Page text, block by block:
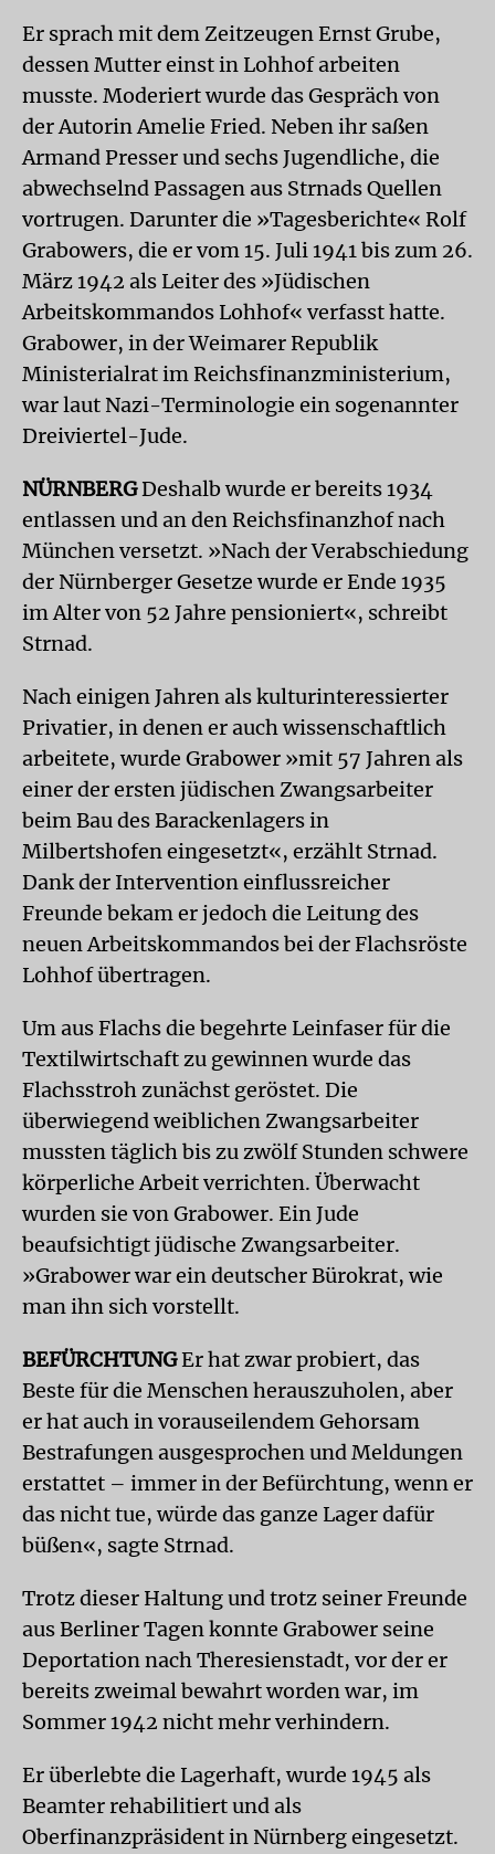
Er sprach mit dem Zeitzeugen Ernst Grube,
dessen Mutter einst in Lohhof arbeiten
musste. Moderiert wurde das Gespräch von
der Autorin Amelie Fried. Neben ihr saßen
Armand Presser und sechs Jugendliche, die
abwechselnd Passagen aus Strnads Quellen
vortrugen. Darunter die »Tagesberichte« Rolf
Grabowers, die er vom 15. Juli 1941 bis zum 26.
März 1942 als Leiter des »Jüdischen
Arbeitskommandos Lohhof« verfasst hatte.
Grabower, in der Weimarer Republik
Ministerialrat im Reichsfinanzministerium,
war laut Nazi-Terminologie ein sogenannter
Dreiviertel-Jude.
NÜRNBERGDeshalb wurde er bereits 1934
entlassen und an den Reichsfinanzhof nach
München versetzt. »Nach der Verabschiedung
der Nürnberger Gesetze wurde er Ende 1935
im Alter von 52 Jahre pensioniert«, schreibt
Strnad.
Nach einigen Jahren als kulturinteressierter
Privatier, in denen er auch wissenschaftlich
arbeitete, wurde Grabower »mit 57 Jahren als
einer der ersten jüdischen Zwangsarbeiter
beim Bau des Barackenlagers in
Milbertshofen eingesetzt«, erzählt Strnad.
Dank der Intervention einflussreicher
Freunde bekam er jedoch die Leitung des
neuen Arbeitskommandos bei der Flachsröste
Lohhof übertragen.
Um aus Flachs die begehrte Leinfaser für die
Textilwirtschaft zu gewinnen wurde das
Flachsstroh zunächst geröstet. Die
überwiegend weiblichen Zwangsarbeiter
mussten täglich bis zu zwölf Stunden schwere
körperliche Arbeit verrichten. Überwacht
wurden sie von Grabower. Ein Jude
beaufsichtigt jüdische Zwangsarbeiter.
»Grabower war ein deutscher Bürokrat, wie
man ihn sich vorstellt.
BEFÜRCHTUNGEr hat zwar probiert, das
Beste für die Menschen herauszuholen, aber
er hat auch in vorauseilendem Gehorsam
Bestrafungen ausgesprochen und Meldungen
erstattet – immer in der Befürchtung, wenn er
das nicht tue, würde das ganze Lager dafür
büßen«, sagte Strnad.
Trotz dieser Haltung und trotz seiner Freunde
aus Berliner Tagen konnte Grabower seine
Deportation nach Theresienstadt, vor der er
bereits zweimal bewahrt worden war, im
Sommer 1942 nicht mehr verhindern.
Er überlebte die Lagerhaft, wurde 1945 als
Beamter rehabilitiert und als
Oberfinanzpräsident in Nürnberg eingesetzt.